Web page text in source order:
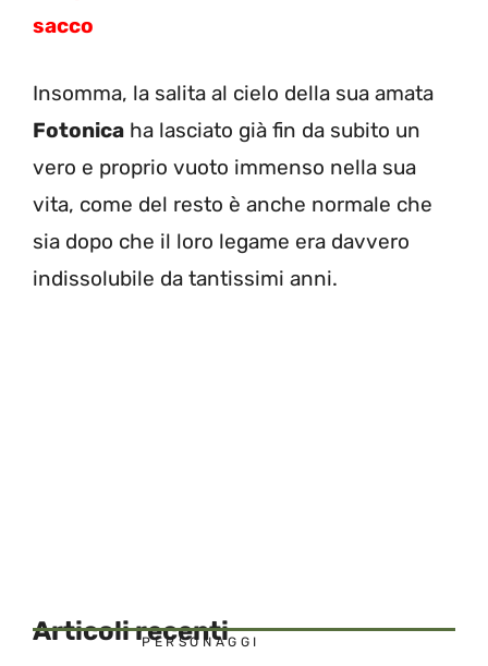
sacco
Insomma, la salita al cielo della sua amata
Fotonica ha lasciato già fin da subito un
vero e proprio vuoto immenso nella sua
vita, come del resto è anche normale che
sia dopo che il loro legame era davvero
indissolubile da tantissimi anni.
Articoli recenti
PERSONAGGI